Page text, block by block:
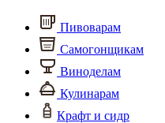
Пивоварам
Самогонщикам
Виноделам
Кулинарам
Крафт и сидр